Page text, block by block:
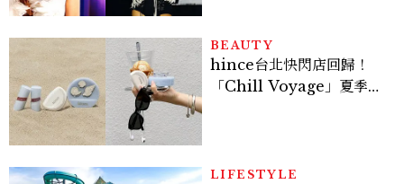
BEAUTY
hince台北快閃店回歸！
「Chill Voyage」夏季限
LIFESTYLE